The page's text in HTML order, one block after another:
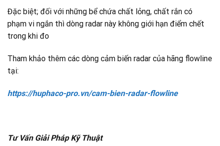
Đặc biệt; đối với những bể chứa chất lỏng, chất rắn có
phạm vi ngắn thì dòng radar này không giới hạn điểm chết
trong khi đo
Tham khảo thêm các dòng cảm biến radar của hãng flowline
tại:
https://huphaco-pro.vn/cam-bien-radar-flowline
Tư Vấn Giải Pháp Kỹ Thuật